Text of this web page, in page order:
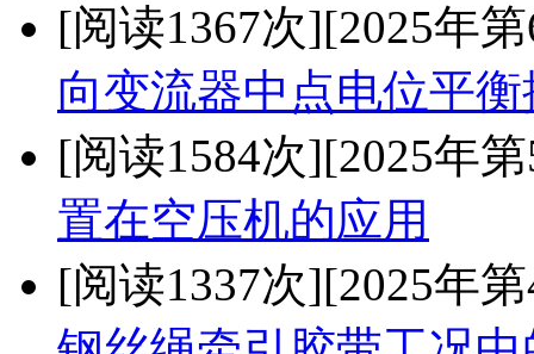
[阅读1367次][2025年
向变流器中点电位平衡
[阅读1584次][2025年
置在空压机的应用
[阅读1337次][2025年